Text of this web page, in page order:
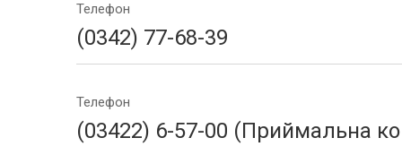
Телефон
(0342) 77-68-39
Телефон
(03422) 6-57-00 (Приймальна